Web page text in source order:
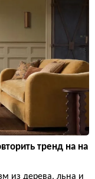
тренд на на
из дерева, льна и